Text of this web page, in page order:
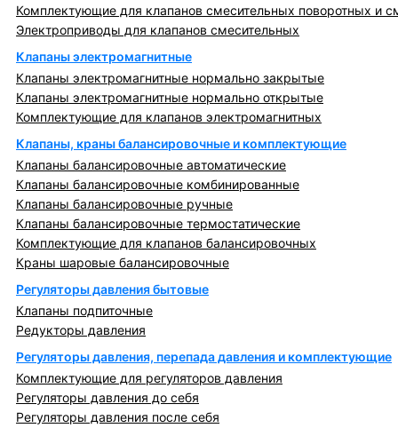
Комплектующие для клапанов смесительных поворотных и
Электроприводы для клапанов смесительных
Клапаны электромагнитные
Клапаны электромагнитные нормально закрытые
Клапаны электромагнитные нормально открытые
Комплектующие для клапанов электромагнитных
Клапаны, краны балансировочные и комплектующие
Клапаны балансировочные автоматические
Клапаны балансировочные комбинированные
Клапаны балансировочные ручные
Клапаны балансировочные термостатические
Комплектующие для клапанов балансировочных
Краны шаровые балансировочные
Регуляторы давления бытовые
Клапаны подпиточные
Редукторы давления
Регуляторы давления, перепада давления и комплектующие
Комплектующие для регуляторов давления
Регуляторы давления до себя
Регуляторы давления после себя